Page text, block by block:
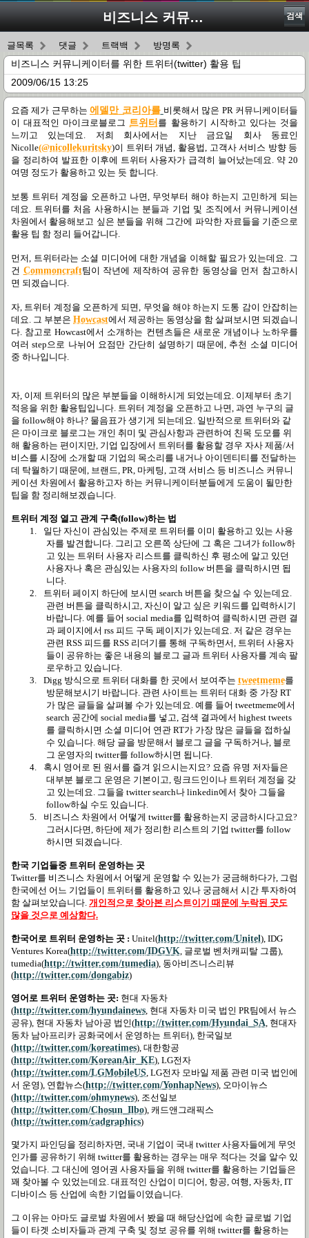
비즈니스 커뮤니케이터를 위한 트위터(twitter) 활용 팁 검색
글목록 댓글 트랙백 방명록
비즈니스 커뮤니케이터를 위한 트위터(twitter) 활용 팁
2009/06/15 13:25
요즘 제가 근무하는에델만 코리아를 비롯해서 많은 PR 커뮤니케이터들
이 대표적인 마이크로블로그 트위터 를 활용하기 시작하고 있다는 것을
느끼고 있는데요. 저희 회사에서는 지난 금요일 회사 동료인
Nicolle(@nicollekuritsky)이 트위터 개념, 활용법, 고객사 서비스 방향 등
을 정리하여 발표한 이후에 트위터 사용자가 급격히 늘어났는데요. 약 20
여명 정도가 활용하고 있는 듯 합니다.
보통 트위터 계정을 오픈하고 나면, 무엇부터 해야 하는지 고민하게 되는
데요. 트위터를 처음 사용하시는 분들과 기업 및 조직에서 커뮤니케이션
차원에서 활용해보고 싶은 분들을 위해 그간에 파악한 자료들을 기준으로
활용 팁 함 정리 들어갑니다.
먼저, 트위터라는 소셜 미디어에 대한 개념을 이해할 필요가 있는데요. 그
건 Commoncraft팀이 작년에 제작하여 공유한 동영상을 먼저 참고하시
면 되겠습니다.
자, 트위터 계정을 오픈하게 되면, 무엇을 해야 하는지 도통 감이 안잡히는
데요. 그 부분은 Howcast에서 제공하는 동영상을 함 살펴보시면 되겠습니
다. 참고로 Howcast에서 소개하는 컨텐츠들은 새로운 개념이나 노하우를
여러 step으로 나뉘어 요점만 간단히 설명하기 때문에, 추천 소셜 미디어
중 하나입니다.
자, 이제 트위터의 많은 부분들을 이해하시게 되었는데요. 이제부터 초기
적응을 위한 활용팁입니다. 트위터 계정을 오픈하고 나면, 과연 누구의 글
을 follow해야 하나? 물음표가 생기게 되는데요. 일반적으로 트위터와 같
은 마이크로 블로그는 개인 취미 및 관심사항과 관련하여 친목 도모를 위
해 활용하는 편이지만, 기업 입장에서 트위터를 활용할 경우 자사 제품/서
비스를 시장에 소개할 때 기업의 목소리를 내거나 아이덴티티를 전달하는
데 탁월하기 때문에, 브랜드, PR, 마케팅, 고객 서비스 등 비즈니스 커뮤니
케이션 차원에서 활용하고자 하는 커뮤니케이터분들에게 도움이 될만한
팁을 함 정리해보겠습니다.
트위터 계정 열고 관계 구축(follow)하는 법
1.
일단 자신이 관심있는 주제로 트위터를 이미 활용하고 있는 사용
자를 발견합니다. 그리고 오른쪽 상단에 그 혹은 그녀가follow하
고 있는 트위터 사용자 리스트를 클릭하신 후 평소에 알고 있던
사용자나 혹은 관심있는 사용자의 follow 버튼을 클릭하시면 됩
니다.
2.
트위터 페이지 하단에 보시면 search 버튼을 찾으실 수 있는데요.
관련 버튼을 클릭하시고, 자신이 알고 싶은 키워드를 입력하시기
바랍니다. 예를 들어 social media를 입력하여 클릭하시면 관련 결
과 페이지에서 rss 피드 구독 페이지가 있는데요. 저 같은 경우는
관련 RSS 피드를 RSS 리더기를 통해 구독하면서, 트위터 사용자
들이 공유하는 좋은 내용의 블로그 글과 트위터 사용자를 계속 팔
로우하고 있습니다.
3.
Digg 방식으로 트위터 대화를 한 곳에서 보여주는 tweetmeme를
방문해보시기 바랍니다. 관련 사이트는 트위터 대화 중 가장RT
가 많은 글들을 살펴볼 수가 있는데요. 예를 들어 tweetmeme에서
search 공간에 social media를 넣고, 검색 결과에서 highest tweets
를 클릭하시면 소셜 미디어 연관RT가 가장 많은 글들을 접하실
수 있습니다. 해당 글을 방문해서 블로그 글을 구독하거나, 블로
그 운영자의 twitter를 follow하시면 됩니다.
4.
혹시 영어로 된 원서를 즐겨 읽으시는지요? 요즘 유명 저자들은
대부분 블로그 운영은 기본이고, 링크드인이나 트위터 계정을 갖
고 있는데요. 그들을 twitter search나linkedin에서 찾아 그들을
follow하실 수도 있습니다.
5.
비즈니스 차원에서 어떻게 twitter를 활용하는지 궁금하시다고요?
그러시다면, 하단에 제가 정리한 리스트의 기업 twitter를 follow
하시면 되겠습니다.
한국 기업들중 트위터 운영하는 곳
Twitter를 비즈니스 차원에서 어떻게 운영할 수 있는가 궁금해하다가, 그럼
한국에선 어느 기업들이 트위터를 활용하고 있나 궁금해서 시간 투자하여
함 살펴보았습니다. 개인적으로 찾아본 리스트이기 때문에 누락된 곳도
많을 것으로 예상함다.
한국어로 트위터 운영하는 곳 : Unitel(http://twitter.com/Unitel), IDG
Ventures Korea(http://twitter.com/IDGVK, 글로벌 벤처캐피탈 그룹),
tumedia(http://twitter.com/tumedia), 동아비즈니스리뷰
(http://twitter.com/dongabiz)
영어로 트위터 운영하는 곳: 현대 자동차
(http://twitter.com/hyundainews, 현대 자동차 미국 법인 PR팀에서 뉴스
공유), 현대 자동차 남아공 법인(http://twitter.com/Hyundai_SA, 현대자
동차 남아프리카 공화국에서 운영하는 트위터), 한국일보
(http://twitter.com/koreatimes), 대한항공
(http://twitter.com/KoreanAir_KE), LG전자
(http://twitter.com/LGMobileUS, LG전자 모바일 제품 관련 미국 법인에
서 운영), 연합뉴스(http://twitter.com/YonhapNews), 오마이뉴스
(http://twitter.com/ohmynews), 조선일보
(http://twitter.com/Chosun_Ilbo), 캐드앤그래픽스
(http://twitter.com/cadgraphics)
몇가지 파인딩을 정리하자면, 국내 기업이 국내 twitter사용자들에게 무엇
인가를 공유하기 위해 twitter를 활용하는 경우는 매우 적다는 것을 알수 있
었습니다. 그 대신에 영어권 사용자들을 위해 twitter를 활용하는 기업들은
꽤 찾아볼 수 있었는데요. 대표적인 산업이 미디어, 항공, 여행, 자동차, IT
디바이스 등 산업에 속한 기업들이였습니다.
그 이유는 아마도 글로벌 차원에서 봤을 때 해당산업에 속한 글로벌 기업
들이 타겟 소비자들과 관계 구축 및 정보 공유를 위해 twitter를 활용하는